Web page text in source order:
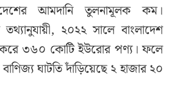
আমদানি তুলনামূলক কম।
২০২২ সালে বাংলাদেশ
৩৬০ কোটি ইউরোর পণ্য। ফলে
ঘাটতি দাঁড়িয়েছে ২ হাজার ২০